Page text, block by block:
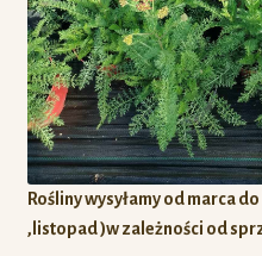
Rośliny wysyłamy od marca
,listopad )w zależności od